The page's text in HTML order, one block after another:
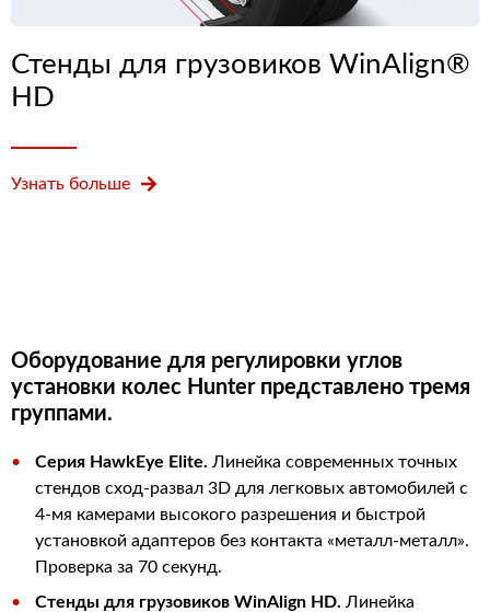
Стенды для грузовиков WinAlign®
HD
Узнать больше
Оборудование для регулировки углов
установки колес Hunter представлено тремя
группами.
Серия HawkEye Elite. Линейка современных точных
стендов сход-развал 3D для легковых автомобилей с
4-мя камерами высокого разрешения и быстрой
установкой адаптеров без контакта «металл-металл».
Проверка за 70 секунд.
Стенды для грузовиков WinAlign HD. Линейка